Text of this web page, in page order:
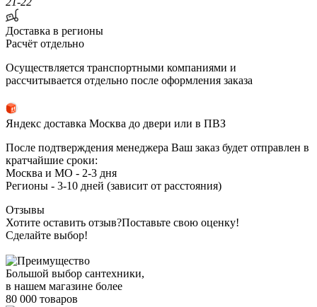
Доставка в регионы
Расчёт отдельно
Осуществляется транспортными компаниями и
рассчитывается отдельно после оформления заказа
Яндекс доставка Москва до двери или в ПВЗ
После подтверждения менеджера Ваш заказ будет отправлен в
кратчайшие сроки:
Москва и МО - 2-3 дня
Регионы - 3-10 дней (зависит от расстояния)
Отзывы
Хотите оставить отзыв?Поставьте свою оценку!
Сделайте выбор!
Большой выбор сантехники,
в нашем магазине более
80 000 товаров